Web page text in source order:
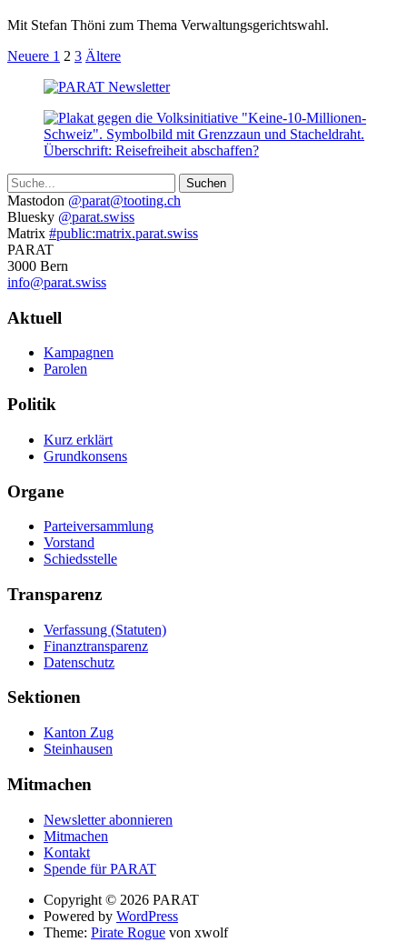
Mit Stefan Thöni zum Thema Verwaltungsgerichtswahl.
Seitennummerierung
Beiträge
Neuere Neuere
Seite
1 Seite
2 Seite
3 ÄltereÄltere
Suche
Weitere
Informationen
Mastodon @parat@tooting.ch
Bluesky @parat.swiss
Matrix #public:matrix.parat.swiss
PARAT
3000 Bern
info@parat.swiss
Navigation
Aktuell
Kampagnen
Parolen
Politik
Kurz erklärt
Grundkonsens
Organe
Parteiversammlung
Vorstand
Schiedsstelle
Transparenz
Verfassung (Statuten)
Finanztransparenz
Datenschutz
Sektionen
Kanton Zug
Steinhausen
Mitmachen
Newsletter abonnieren
Mitmachen
Kontakt
Spende für PARAT
Suche
Copyright © 2026 PARAT
Powered by WordPress
Theme: Pirate Rogue von xwolf